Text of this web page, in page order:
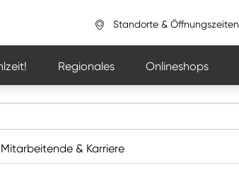
Standorte & Öffnungszeiten
Regionales Onlineshops
Mitarbeitende & Karriere